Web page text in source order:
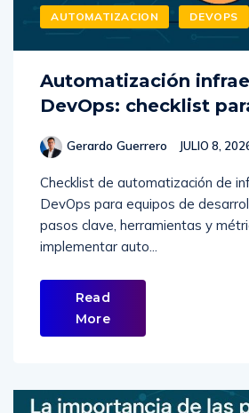
AUTOMATIZACION DEVOPS
Automatización
DevOps: checklist
Gerardo Guerrero JULIO 8,
Checklist de automatización de
DevOps para equipos de
pasos clave, herramientas y
implementar auto...
Read
More